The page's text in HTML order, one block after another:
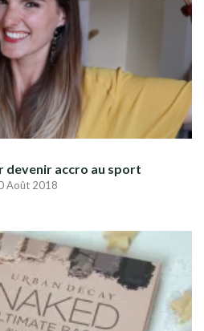
devenir accro au sport
Août 2018